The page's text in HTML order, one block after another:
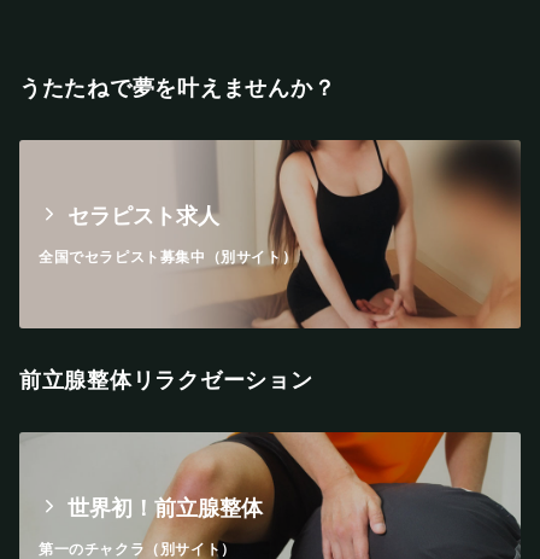
うたたねで夢を叶えませんか？
セラピスト求人
全国でセラピスト募集中（別サイト）
前立腺整体リラクゼーション
世界初！前立腺整体
第一のチャクラ（別サイト）